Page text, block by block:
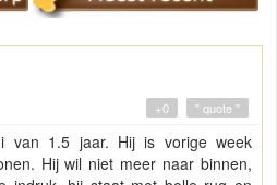
" quote "
+0
van 1.5 jaar. Hij is vorige week
Hij wil niet meer naar binnen,